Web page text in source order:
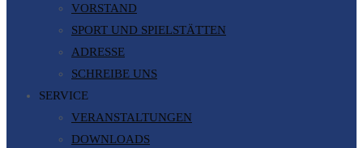
VORSTAND
SPORT UND SPIELSTÄTTEN
ADRESSE
SCHREIBE UNS
SERVICE
VERANSTALTUNGEN
DOWNLOADS